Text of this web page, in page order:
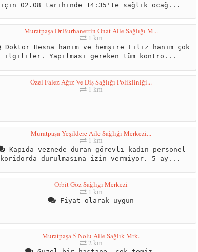
için 02.08 tarihinde 14:35'te sağlık ocağ...
Muratpaşa Dr.Burhanettin Onat Aile Sağlığı M...
1 km
Doktor Hesna hanım ve hemşire Filiz hanım çok
ilgililer. Yapılması gereken tüm kontro...
Özel Falez Ağız Ve Diş Sağlığı Polikliniği...
1 km
Muratpaşa Yeşildere Aile Sağlığı Merkezi...
1 km
Kapıda veznede duran görevli kadın personel
koridorda durulmasına izin vermiyor. 5 ay...
Orbit Göz Sağlığı Merkezi
1 km
Fiyat olarak uygun
Muratpaşa 5 Nolu Aile Sağlık Mrk.
2 km